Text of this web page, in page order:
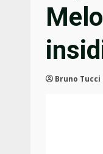
Bruno Tucci